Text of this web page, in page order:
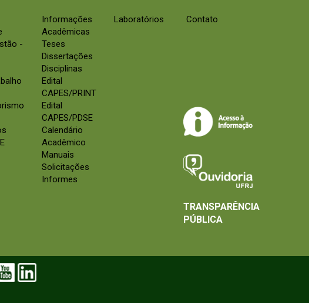
-
Informações
Acadêmicas
Teses
Dissertações
Disciplinas
Edital
CAPES/PRINT
Edital
CAPES/PDSE
Calendário
Acadêmico
Manuais
Solicitações
Informes
Laboratórios Contato
TRANSPARÊNCIA
PÚBLICA